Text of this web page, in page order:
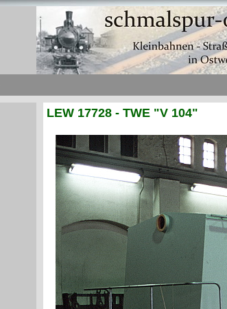
LEW 17728 - TWE "V 104"